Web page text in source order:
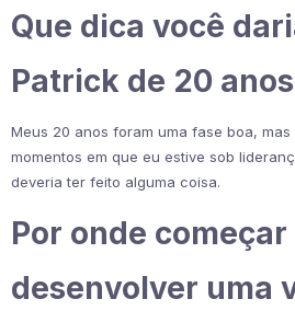
Que dica você
Patrick de 20
Meus 20 anos foram uma fase boa,
momentos em que eu estive sob
deveria ter feito alguma coisa.
Por onde começar
desenvolver uma